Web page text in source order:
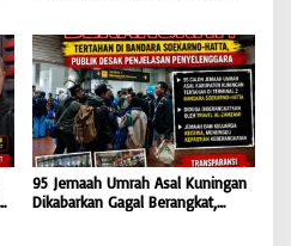
Hingga Kejaksaan Bertindak
Tegas
95 Jemaah Umrah Asal Kuningan
Dikabarkan Gagal Berangkat,